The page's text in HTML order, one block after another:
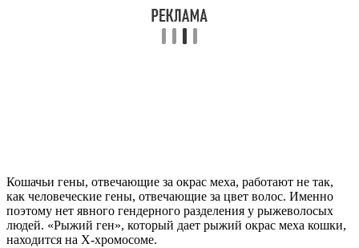
Кошачьи гены, отвечающие за окрас меха, работают не так,
как человеческие гены, отвечающие за цвет волос. Именно
поэтому нет явного гендерного разделения у рыжеволосых
людей. «Рыжий ген», который дает рыжий окрас меха кошки,
находится на Х-хромосоме.